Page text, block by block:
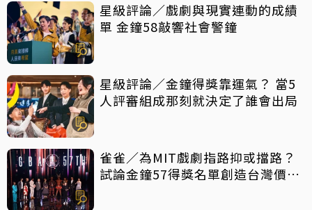
星級評論／戲劇與現實連動的成績
單 金鐘58敲響社會警鐘
星級評論／金鐘得獎靠運氣？ 當5
人評審組成那刻就決定了誰會出局
雀雀／為MIT戲劇指路抑或擋路？
試論金鐘57得獎名單創造台灣價值